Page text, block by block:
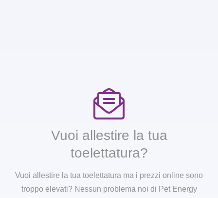
Vuoi allestire la tua
toelettatura?
Vuoi allestire la tua toelettatura ma i prezzi online sono
troppo elevati? Nessun problema noi di Pet Energy